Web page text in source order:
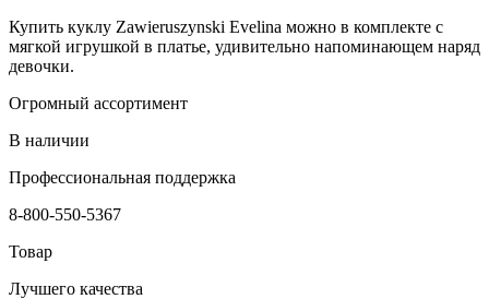
Купить куклу Zawieruszynski Evelina можно в комплекте с
мягкой игрушкой в платье, удивительно напоминающем наряд
девочки.
Огромный ассортимент
В наличии
Профессиональная поддержка
8-800-550-5367
Товар
Лучшего качества